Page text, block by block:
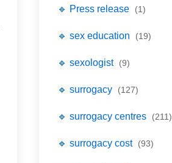
🔹 Press release (1)
🔹 sex education (19)
🔹 sexologist (9)
🔹 surrogacy (127)
🔹 surrogacy centres (211)
🔹 surrogacy cost (93)